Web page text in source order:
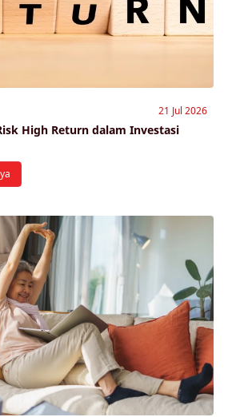
21 Jul 2026
High Return dalam Investasi